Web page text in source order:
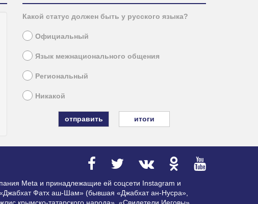
Какой статус должен быть у русского языка?
Официальный
Язык межнационального общения
Региональный
Никакой
итоги
Meta и принадлежащие ей соцсети Instagram и
Фатх аш-Шам» (бывшая «Джабхат ан-Нусра»,
крымско-татарского народа», «Свидетели Иеговы»,